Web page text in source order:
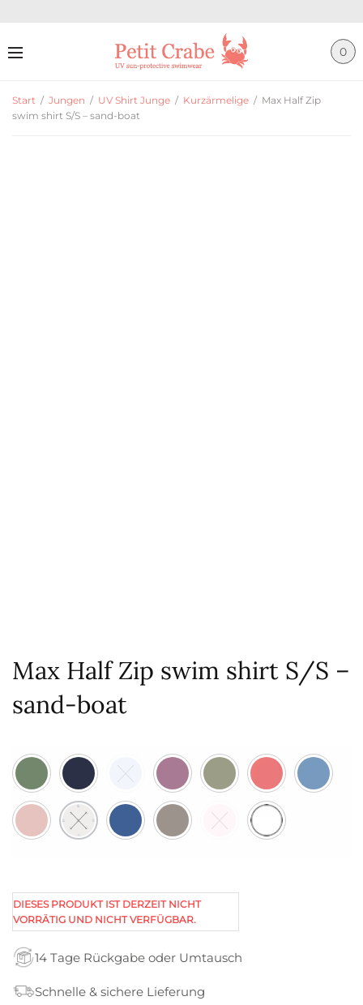
0
Start / Jungen / UV Shirt Junge / Kurzärmelige / Max Half Zip
swim shirt S/S – sand-boat
Max Half Zip swim shirt S/S –
sand-boat
DIESES PRODUKT IST DERZEIT NICHT
VORRÄTIG UND NICHT VERFÜGBAR.
14 Tage Rückgabe oder Umtausch
Schnelle & sichere Lieferung